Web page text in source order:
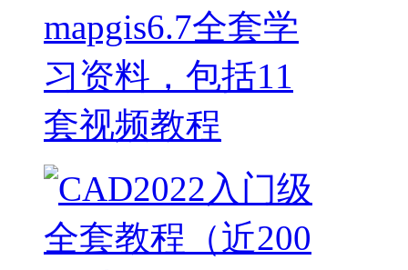
mapgis6.7全套学
习资料，包括11
套视频教程